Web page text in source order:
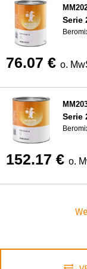
Serie
76.07 € o.
Serie
152.17 € o.